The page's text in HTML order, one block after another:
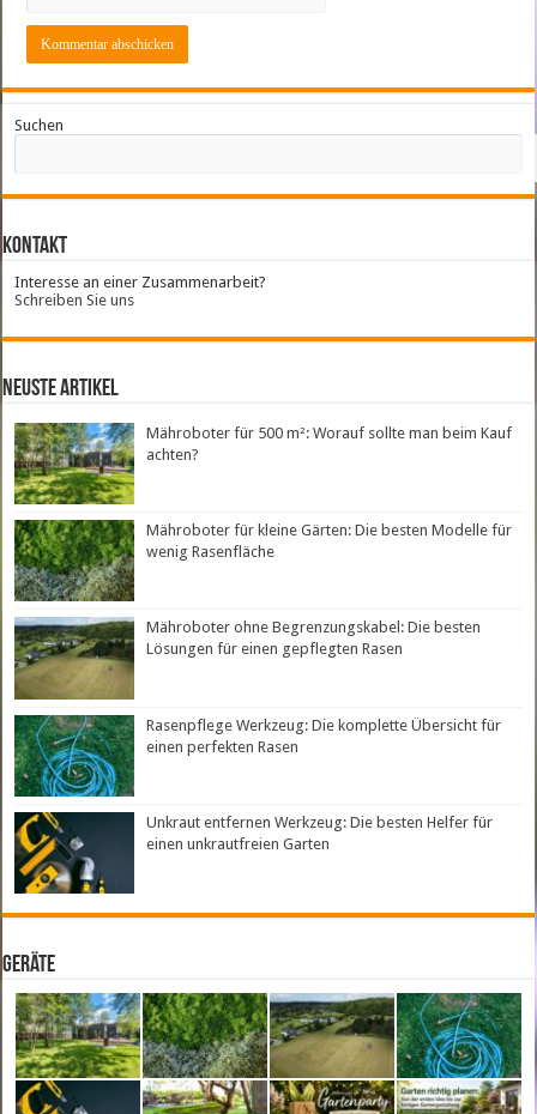
Suchen
Kontakt
Interesse an einer Zusammenarbeit?
Schreiben Sie uns
neuste Artikel
Mähroboter für 500 m²: Worauf sollte man beim Kauf
achten?
Mähroboter für kleine Gärten: Die besten Modelle für
wenig Rasenfläche
Mähroboter ohne Begrenzungskabel: Die besten
Lösungen für einen gepflegten Rasen
Rasenpflege Werkzeug: Die komplette Übersicht für
einen perfekten Rasen
Unkraut entfernen Werkzeug: Die besten Helfer für
einen unkrautfreien Garten
Geräte